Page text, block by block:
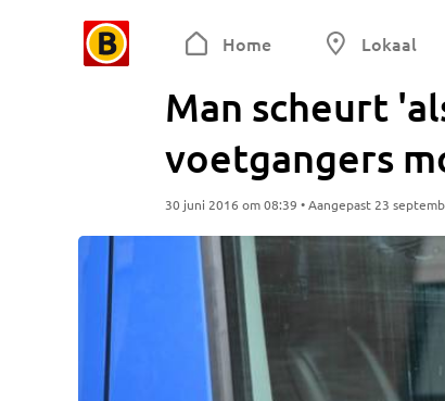
Home Lokaal
Man scheurt
voetgangers
30 juni 2016 om 08:39 • Aangepast 23